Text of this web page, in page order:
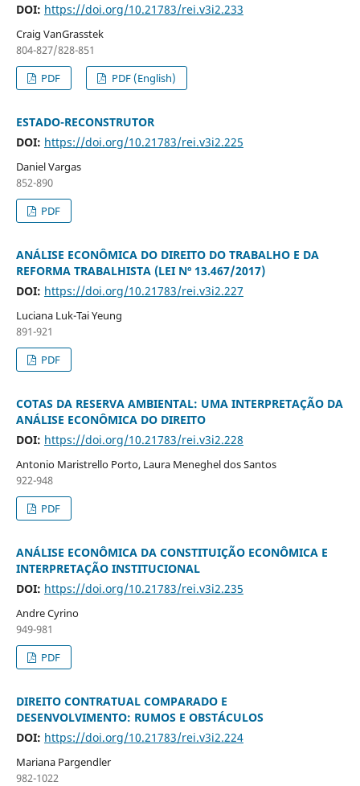
DOI: https://doi.org/10.21783/rei.v3i2.233
Craig VanGrasstek
804-827/828-851
PDF
PDF (English)
ESTADO-RECONSTRUTOR
DOI: https://doi.org/10.21783/rei.v3i2.225
Daniel Vargas
852-890
PDF
ANÁLISE ECONÔMICA DO DIREITO DO TRABALHO E DA
REFORMA TRABALHISTA (LEI Nº 13.467/2017)
DOI: https://doi.org/10.21783/rei.v3i2.227
Luciana Luk-Tai Yeung
891-921
PDF
COTAS DA RESERVA AMBIENTAL: UMA INTERPRETAÇÃO DA
ANÁLISE ECONÔMICA DO DIREITO
DOI: https://doi.org/10.21783/rei.v3i2.228
Antonio Maristrello Porto, Laura Meneghel dos Santos
922-948
PDF
ANÁLISE ECONÔMICA DA CONSTITUIÇÃO ECONÔMICA E
INTERPRETAÇÃO INSTITUCIONAL
DOI: https://doi.org/10.21783/rei.v3i2.235
Andre Cyrino
949-981
PDF
DIREITO CONTRATUAL COMPARADO E
DESENVOLVIMENTO: RUMOS E OBSTÁCULOS
DOI: https://doi.org/10.21783/rei.v3i2.224
Mariana Pargendler
982-1022